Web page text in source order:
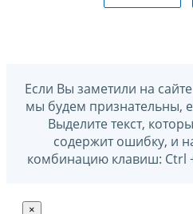
Если Вы заметили на
мы будем признательны,
Выделите текст,
содержит ошибку, и
комбинацию клавиш: Ctrl
×